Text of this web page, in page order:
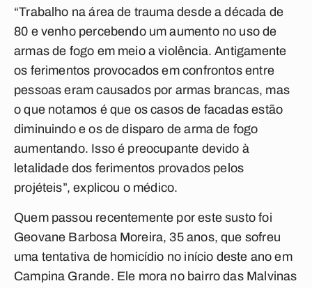
“Trabalho na área de trauma desde a década de
80 e venho percebendo um aumento no uso de
armas de fogo em meio a violência. Antigamente
os ferimentos provocados em confrontos entre
pessoas eram causados por armas brancas, mas
o que notamos é que os casos de facadas estão
diminuindo e os de disparo de arma de fogo
aumentando. Isso é preocupante devido à
letalidade dos ferimentos provados pelos
projéteis”, explicou o médico.
Quem passou recentemente por este susto foi
Geovane Barbosa Moreira, 35 anos, que sofreu
uma tentativa de homicídio no início deste ano em
Campina Grande. Ele mora no bairro das Malvinas